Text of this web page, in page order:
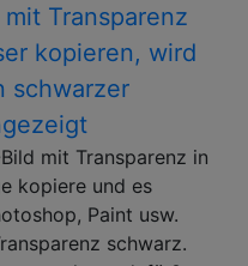
Transparenz
kopieren, wird
schwarzer
mit Transparenz in
kopiere und es
Paint usw.
schwarz.